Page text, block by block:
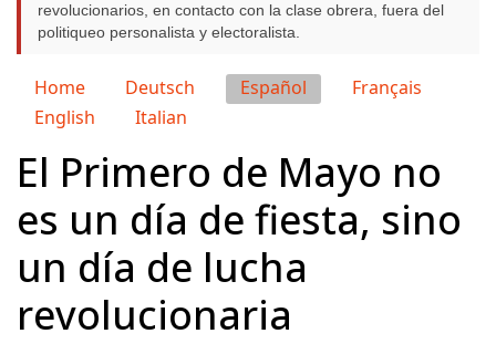
revolucionarios, en contacto con la clase obrera, fuera del
politiqueo personalista y electoralista.
Seleccione su idioma
Home Deutsch Español
Français
English
Italian
El Primero de Mayo no
es un día de fiesta, sino
un día de lucha
revolucionaria